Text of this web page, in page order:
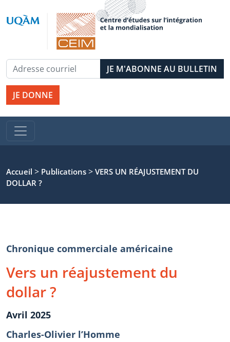
JE DONNE
Accueil > Publications > VERS UN RÉAJUSTEMENT DU
DOLLAR ?
Chronique commerciale américaine
Vers un réajustement du
dollar ?
Avril 2025
Charles-Olivier l’Homme